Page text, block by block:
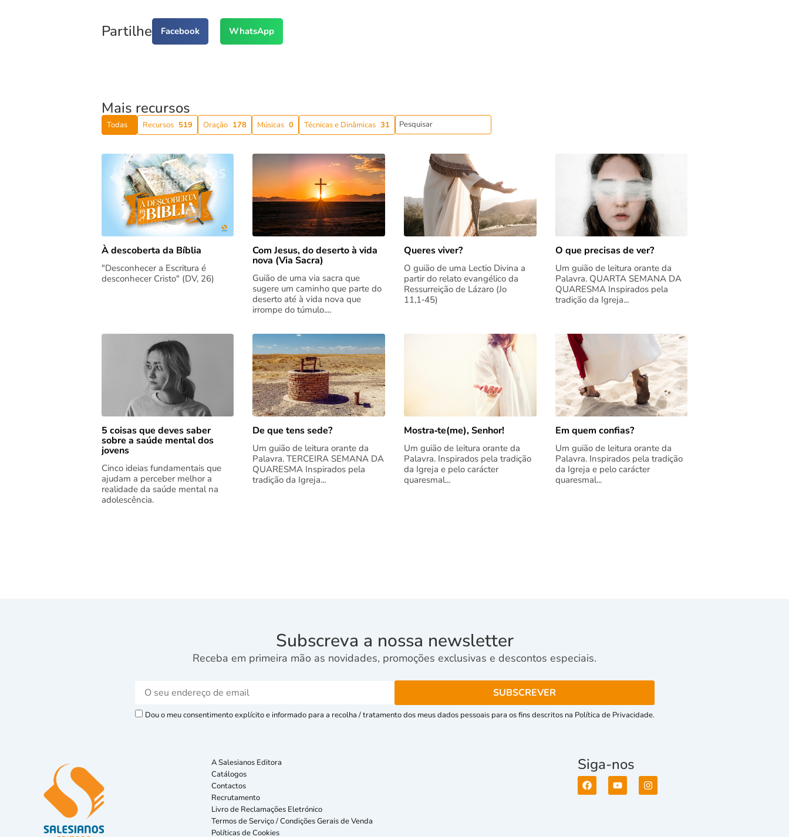
Partilhe Facebook WhatsApp
Mais recursos
Todas Recursos 519 Oração 178 Músicas 0 Técnicas e Dinâmicas 31
À descoberta da Bíblia
"Desconhecer a Escritura é
desconhecer Cristo" (DV, 26)
Com Jesus, do deserto à vida
nova (Via Sacra)
Guião de uma via sacra que
sugere um caminho que parte do
deserto até à vida nova que
irrompe do túmulo....
Queres viver?
O guião de uma Lectio Divina a
partir do relato evangélico da
Ressurreição de Lázaro (Jo
11,1‑45)
O que precisas de ver?
Um guião de leitura orante da
Palavra. QUARTA SEMANA DA
QUARESMA Inspirados pela
tradição da Igreja...
5 coisas que deves saber
sobre a saúde mental dos
jovens
Cinco ideias fundamentais que
ajudam a perceber melhor a
realidade da saúde mental na
adolescência.
De que tens sede?
Um guião de leitura orante da
Palavra. TERCEIRA SEMANA DA
QUARESMA Inspirados pela
tradição da Igreja...
Mostra‑te(me), Senhor!
Um guião de leitura orante da
Palavra. Inspirados pela tradição
da Igreja e pelo carácter
quaresmal...
Em quem confias?
Um guião de leitura orante da
Palavra. Inspirados pela tradição
da Igreja e pelo carácter
quaresmal...
Subscreva a nossa newsletter
Receba em primeira mão as novidades, promoções exclusivas e descontos especiais.
Dou o meu consentimento explícito e informado para a recolha / tratamento dos meus dados pessoais para os fins descritos na Política de Privacidade.
A Salesianos Editora
Catálogos
Contactos
Recrutamento
Livro de Reclamações Eletrónico
Termos de Serviço / Condições Gerais de Venda
Políticas de Cookies
Siga-nos